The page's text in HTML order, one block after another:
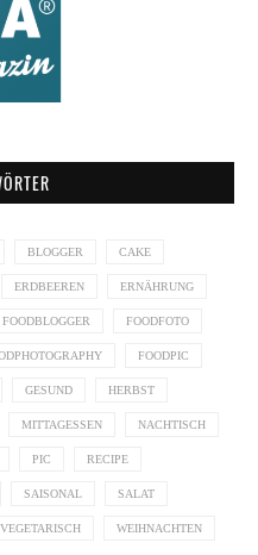
BLOGGER CAKE
ERDBEEREN ERNÄHRUNG
FOODBLOGGER FOODFOTO
FOODPIC
GESUND HERBST
MITTAGESSEN NACHTISCH
PIC RECIPE
SAISONAL SALAT
VEGETARISCH WEIHNACHTEN